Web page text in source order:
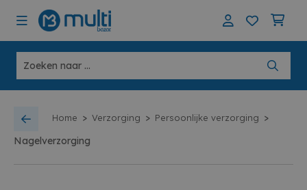
Home > Verzorging > Persoonlijke verzorging >
Nagelverzorging